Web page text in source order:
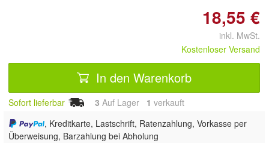
18,55 €
inkl. MwSt.
Kostenloser Versand
In den Warenkorb
Sofort lieferbar 3 Auf Lager 1 verkauft
, Kreditkarte, Lastschrift, Ratenzahlung, Vorkasse per
Überweisung, Barzahlung bei Abholung